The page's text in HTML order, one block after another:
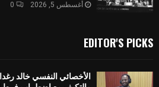
أغسطس 5, 2026 0
EDITOR'S PICKS
الأخصائي النفسي خالد